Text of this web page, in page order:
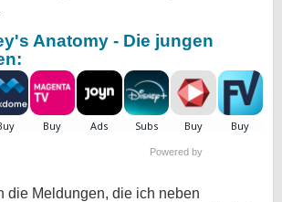
Anatomy - Die jungen
Powered by
die Meldungen, die ich neben